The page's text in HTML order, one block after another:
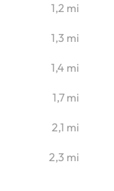
1,2 mi
1,3 mi
1,4 mi
1,7 mi
2,1 mi
2,3 mi